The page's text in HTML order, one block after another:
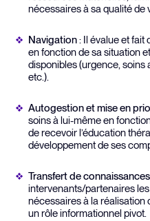
nécessaires à sa qualité de
Navigation: Il évalue et fait
en fonction de sa situation
disponibles (urgence, soins
etc.).
Autogestion et mise en
soins à lui-même en
de recevoir l’éducation
développement de ses
Transfert de connaissances
intervenants/partenaires
nécessaires à la réalisation
un rôle informationnel pivot.